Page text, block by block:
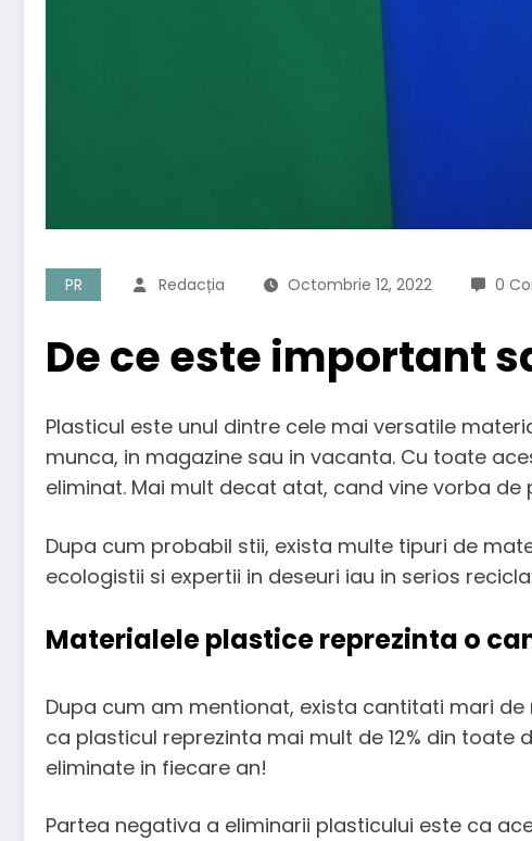
PR Redacția Octombrie 12, 2022 0
De ce este important
Plasticul este unul dintre cele mai versatile
munca, in magazine sau in vacanta. Cu toate
eliminat. Mai mult decat atat, cand vine vorba de
Dupa cum probabil stii, exista multe tipuri de
ecologistii si expertii in deseuri iau in serios
​Materialele plastice reprezinta o
Dupa cum am mentionat, exista cantitati mari
ca plasticul reprezinta mai mult de 12% din toate
eliminate in fiecare an!
Partea negativa a eliminarii plasticului este ca